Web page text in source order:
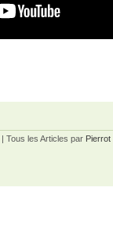
| Tous les Articles par Pierrot